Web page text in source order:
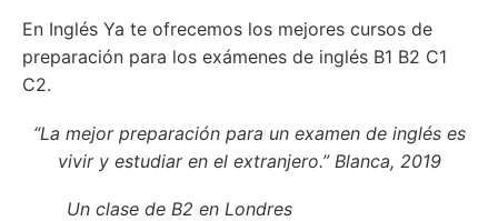
En Inglés Ya te ofrecemos los mejores cursos de
preparación para los exámenes de inglés B1 B2 C1
C2.
“La mejor preparación para un examen de inglés es
vivir y estudiar en el extranjero.” Blanca, 2019
Un clase de B2 en Londres